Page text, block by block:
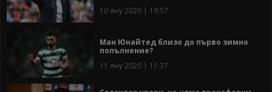
10 яну 2020 | 19:57
Ман Юнайтед близо до първо зимно
попълнение?
11 яну 2020 | 11:37